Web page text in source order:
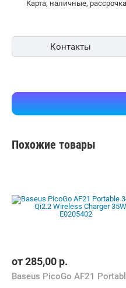
карта, наличные,
Контакты
Похожие товары
от285,00 р.